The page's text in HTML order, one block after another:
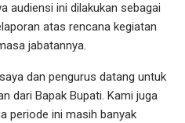
audiensi ini dilakukan sebagai
atas rencana kegiatan
jabatannya.
dan pengurus datang untuk
dari Bapak Bupati. Kami juga
periode ini masih banyak